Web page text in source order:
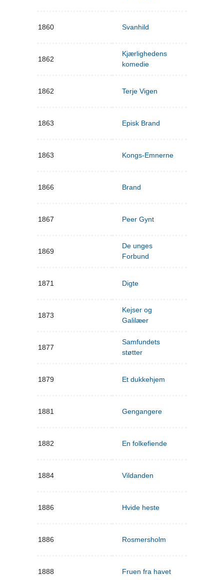
1860 Svanhild
1862
Kjærlighedens
komedie
1862 Terje Vigen
1863 Episk Brand
1863 Kongs-Emnerne
1866 Brand
1867 Peer Gynt
1869
De unges
Forbund
1871 Digte
1873
Kejser og
Galilæer
1877
Samfundets
støtter
1879 Et dukkehjem
1881 Gengangere
1882 En folkefiende
1884 Vildanden
1886 Hvide heste
1886 Rosmersholm
1888 Fruen fra havet